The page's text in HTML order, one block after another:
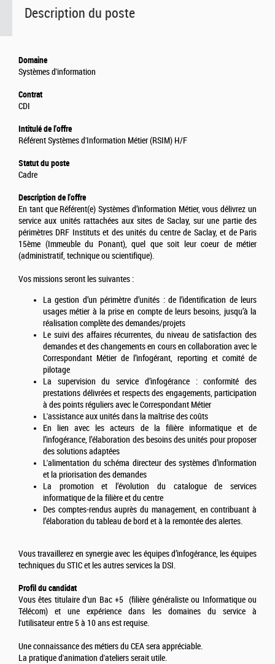
Description du poste
Domaine
Systèmes d'information
Contrat
CDI
Intitulé de l'offre
Référent Systèmes d'Information Métier (RSIM) H/F
Statut du poste
Cadre
Description de l'offre
En tant que Référent(e) Systèmes d’information Métier, vous délivrez un
service aux unités rattachées aux sites de Saclay, sur une partie des
périmètres DRF Instituts et des unités du centre de Saclay, et de Paris
15ème (Immeuble du Ponant), quel que soit leur coeur de métier
(administratif, technique ou scientifique).
Vos missions seront les suivantes :
La gestion d’un périmètre d’unités : de l’identification de leurs
usages métier à la prise en compte de leurs besoins, jusqu’à la
réalisation complète des demandes/projets
Le suivi des affaires récurrentes, du niveau de satisfaction des
demandes et des changements en cours en collaboration avec le
Correspondant Métier de l’infogérant, reporting et comité de
pilotage
La supervision du service d’infogérance : conformité des
prestations délivrées et respects des engagements, participation
à des points réguliers avec le Correspondant Métier
L'assistance aux unités dans la maîtrise des coûts
En lien avec les acteurs de la filière informatique et de
l’infogérance, l’élaboration des besoins des unités pour proposer
des solutions adaptées
L'alimentation du schéma directeur des systèmes d’information
et la priorisation des demandes
La promotion et l’évolution du catalogue de services
informatique de la filière et du centre
Des comptes-rendus auprès du management, en contribuant à
l’élaboration du tableau de bord et à la remontée des alertes.
Vous travaillerez en synergie avec les équipes d’infogérance, les équipes
techniques du STIC et les autres services la DSI.
Profil du candidat
Vous êtes titulaire d'un Bac +5 (filière généraliste ou Informatique ou
Télécom) et une expérience dans les domaines du service à
l'utilisateur entre 5 à 10 ans est requise.
Une connaissance des métiers du CEA sera appréciable.
La pratique d'animation d'ateliers serait utile.